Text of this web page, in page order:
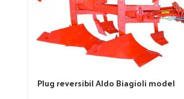
Plug reversibil Aldo Biagioli model